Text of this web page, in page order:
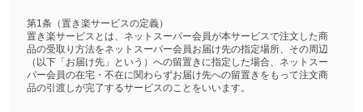
第1条（置き楽サービスの定義）
置き楽サービスとは、ネットスーパー会員が本サービスで注文した商
品の受取り方法をネットスーパー会員お届け先の指定場所、その周辺
（以下「お届け先」という）への留置きに指定した場合、ネットスー
パー会員の在宅・不在に関わらずお届け先への留置きをもって注文商
品の引渡しが完了するサービスのことをいいます。